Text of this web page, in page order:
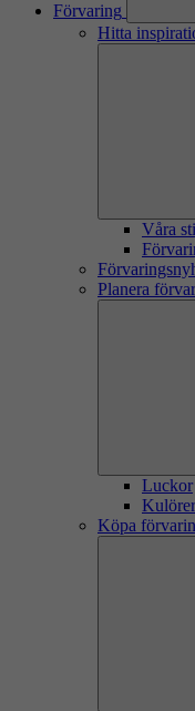
Förvaring
Hitta
Våra
Planera
Luckor
Köpa